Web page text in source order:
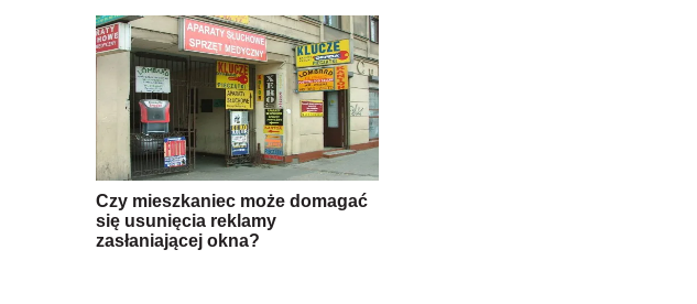
Czy mieszkaniec może domagać
się usunięcia reklamy
zasłaniającej okna?